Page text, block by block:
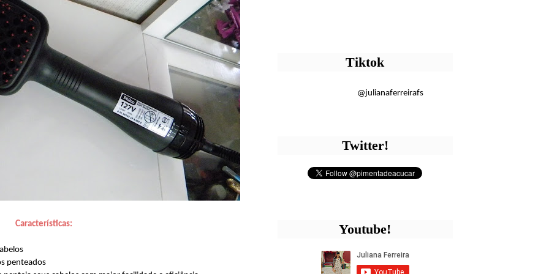
Características:
penteados
Tiktok
@julianaferreirafs
Twitter!
Youtube!